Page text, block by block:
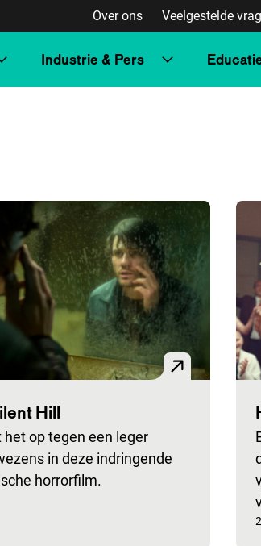
Over ons Veelgestelde
Industrie & Pers
Hill
op tegen een leger
in deze indringende
horrorfilm.